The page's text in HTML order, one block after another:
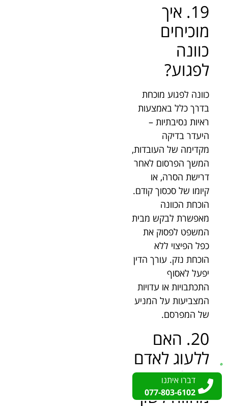
19. איך
מוכיחים
כוונה
לפגוע?
כוונה לפגוע מוכחת
בדרך כלל באמצעות
ראיות נסיבתיות –
היעדר בדיקה
מקדימה של העובדות,
המשך הפרסום לאחר
דרישת הסרה, או
קיומו של סכסוך קודם.
הוכחת הכוונה
מאפשרת לבקש מבית
המשפט לפסוק את
כפל הפיצוי ללא
הוכחת נזק. עורך הדין
יפעל לאסוף
התכתבויות או עדויות
המצביעות על המניע
של המפרסם.
20. האם
ללעוג לאדם
בשל מראהו
מהווה לשון
דברו איתנו
077-803-6102
דברו איתנו
077-803-6102